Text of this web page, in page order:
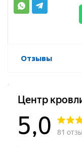
Отзывы